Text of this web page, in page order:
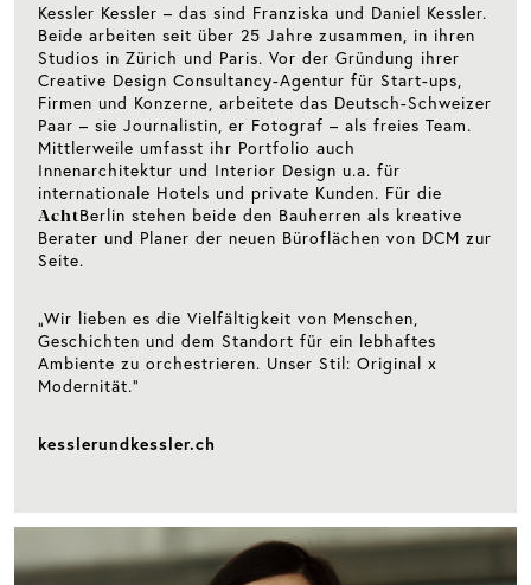
Kessler Kessler – das sind Franziska und Daniel Kessler.
Beide arbeiten seit über 25 Jahre zusammen, in ihren
Studios in Zürich und Paris. Vor der Gründung ihrer
Creative Design Consultancy-Agentur für Start-ups,
Firmen und Konzerne, arbeitete das Deutsch-Schweizer
Paar – sie Journalistin, er Fotograf – als freies Team.
Mittlerweile umfasst ihr Portfolio auch
Innenarchitektur und Interior Design u.a. für
internationale Hotels und private Kunden. Für die
AchtBerlin stehen beide den Bauherren als kreative
Berater und Planer der neuen Büroflächen von DCM zur
Seite.
„Wir lieben es die Vielfältigkeit von Menschen,
Geschichten und dem Standort für ein lebhaftes
Ambiente zu orchestrieren. Unser Stil: Original x
Modernität.“
kesslerundkessler.ch